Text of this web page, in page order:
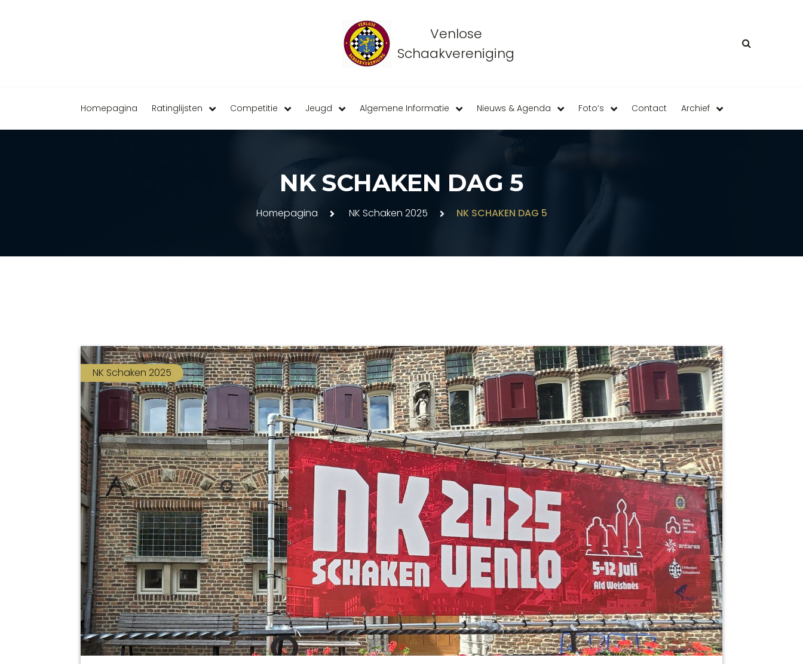
Venlose
Schaakvereniging
Homepagina Ratinglijsten Competitie Jeugd Algemene Informatie Nieuws & Agenda Foto’s Contact Archief
NK SCHAKEN DAG 5
Homepagina NK Schaken 2025 NK SCHAKEN DAG 5
NK Schaken 2025